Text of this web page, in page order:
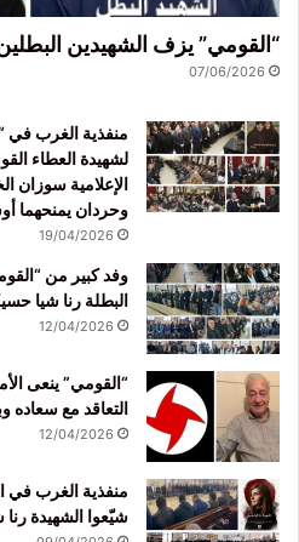
“القومي” يزف الشهيدين
07/06/2026
منفذية الغرب في
لشهيدة العطاء
الإعلامية
وحردان يمنحهما
19/04/2026
وفد كبير من
البطلة رنا شيا
12/04/2026
“القومي” ينعى
التعاقد مع سعاده
12/04/2026
منفذية الغرب في
شيّعوا الشهيدة